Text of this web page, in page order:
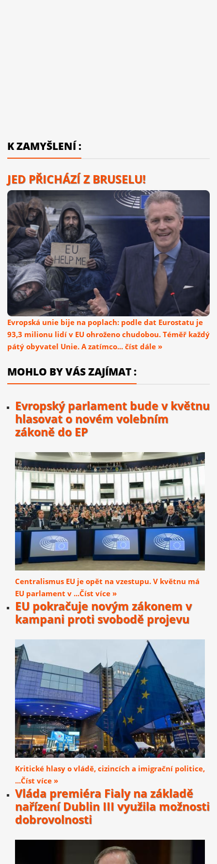
K ZAMYŠLENÍ :
JED PŘICHÁZÍ Z BRUSELU!
Evropská unie bije na poplach: podle dat Eurostatu je
93,3 milionu lidí v EU ohroženo chudobou. Téměř každý
pátý obyvatel Unie. A zatímco... číst dále »
MOHLO BY VÁS ZAJÍMAT :
Evropský parlament bude v květnu
hlasovat o novém volebním
zákoně do EP
Centralismus EU je opět na vzestupu. V květnu má
EU parlament v ...Číst více »
EU pokračuje novým zákonem v
kampani proti svobodě projevu
Kritické hlasy o vládě, cizincích a imigrační politice,
...Číst více »
Vláda premiéra Fialy na základě
nařízení Dublin III využila možnosti
dobrovolnosti